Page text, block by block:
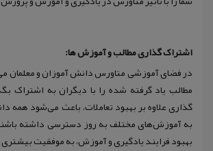
اشتراک گذاری مطالب و آموزش ها:
در فضای آموزشی متاورس دانش آموزان و معلمان
مطالب یاد گرفته شده را با دیگران به اشتراک
گذاری علاوه بر بهبود تعاملات، باعث می‌شود همه
به آموزش‌های مختلف به روز دسترسی داشته
بهبود فرایند یادگیری و آموزش، به موفقیت